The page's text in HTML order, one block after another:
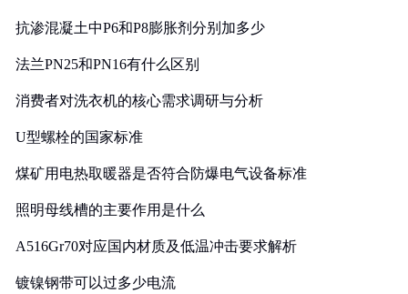
抗渗混凝土中P6和P8膨胀剂分别加多少
法兰PN25和PN16有什么区别
消费者对洗衣机的核心需求调研与分析
U型螺栓的国家标准
煤矿用电热取暖器是否符合防爆电气设备标准
照明母线槽的主要作用是什么
A516Gr70对应国内材质及低温冲击要求解析
镀镍钢带可以过多少电流